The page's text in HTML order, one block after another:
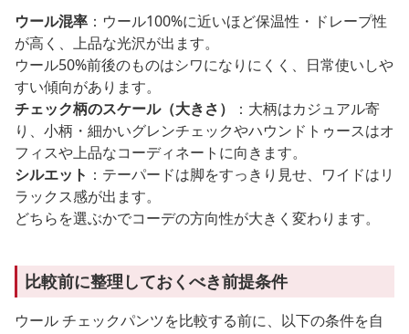
ウール混率 ：ウール100%に近いほど保温性・ドレープ性
が高く、上品な光沢が出ます。
ウール50%前後のものはシワになりにくく、日常使いしや
すい傾向があります。
チェック柄のスケール（大きさ）
：大柄はカジュアル寄
り、小柄・細かいグレンチェックやハウンドトゥースはオ
フィスや上品なコーディネートに向きます。
シルエット ：テーパードは脚をすっきり見せ、ワイドはリ
ラックス感が出ます。
どちらを選ぶかでコーデの方向性が大きく変わります。
比較前に整理しておくべき前提条件
ウール チェックパンツを比較する前に、以下の条件を自